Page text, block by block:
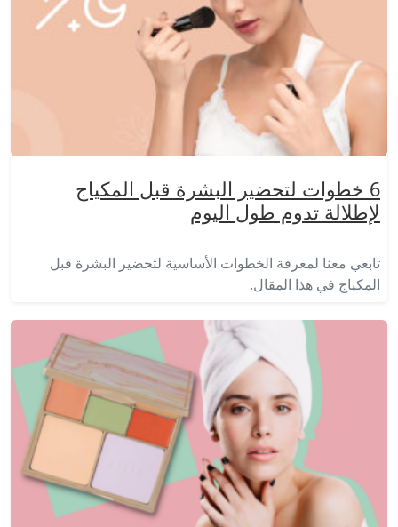
6 خطوات لتحضير البشرة قبل المكياج
لإطلالة تدوم طول اليوم
تابعي معنا لمعرفة الخطوات الأساسية لتحضير البشرة قبل
المكياج في هذا المقال.